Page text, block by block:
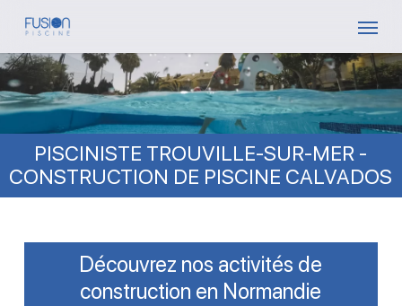
Skip
main
content
PISCINISTE TROUVILLE-SUR-MER -
CONSTRUCTION DE PISCINE CALVADOS
Découvrez nos activités de
construction en Normandie